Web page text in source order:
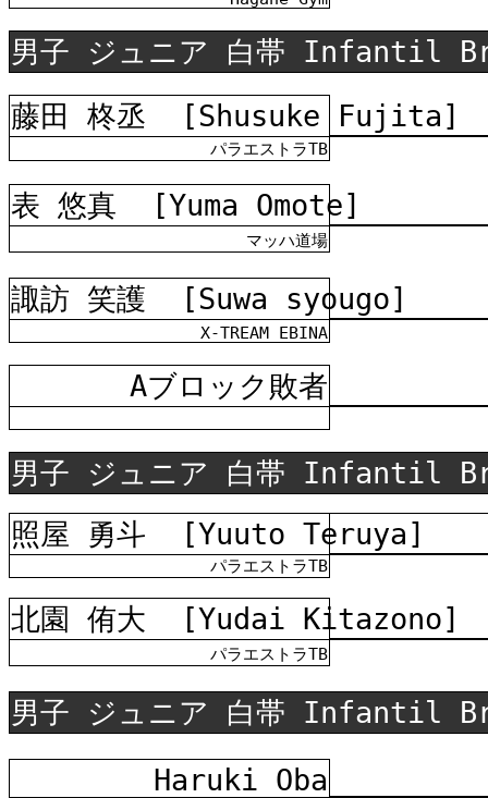
男子 ジュニア 白帯 Infantil
藤田 柊丞
[Shusuke Fujita]
パラエストラTB
表 悠真 [Yuma Omote]
マッハ道場
諏訪 笑護 [Suwa syougo]
X-TREAM EBINA
Aブロック敗者
男子 ジュニア 白帯 Infantil
照屋 勇斗
[Yuuto Teruya]
パラエストラTB
北園 侑大 [Yudai Kitazono]
パラエストラTB
男子 ジュニア 白帯 Infantil
Haruki Oba